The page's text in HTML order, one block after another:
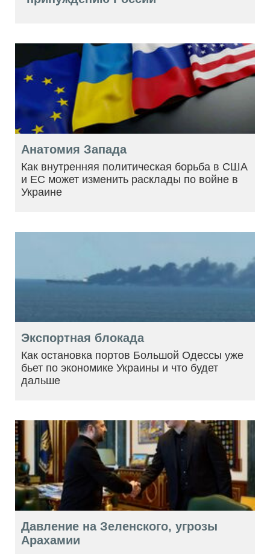
Анатомия Запада
Как внутренняя политическая борьба в США
и ЕС может изменить расклады по войне в
Украине
Экспортная блокада
Как остановка портов Большой Одессы уже
бьет по экономике Украины и что будет
дальше
Давление на Зеленского, угрозы
Арахамии